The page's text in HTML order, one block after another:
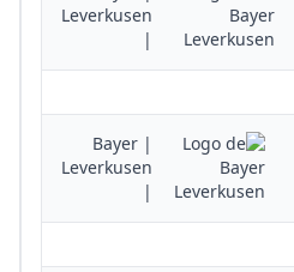
Leverkusen
|
| Bayer
Leverkusen
|